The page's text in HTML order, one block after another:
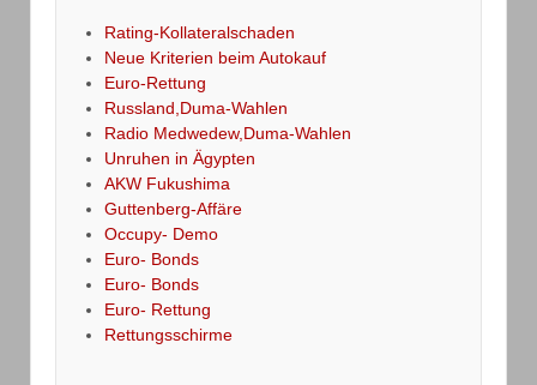
Rating-Kollateralschaden
Neue Kriterien beim Autokauf
Euro-Rettung
Russland,Duma-Wahlen
Radio Medwedew,Duma-Wahlen
Unruhen in Ägypten
AKW Fukushima
Guttenberg-Affäre
Occupy- Demo
Euro- Bonds
Euro- Bonds
Euro- Rettung
Rettungsschirme